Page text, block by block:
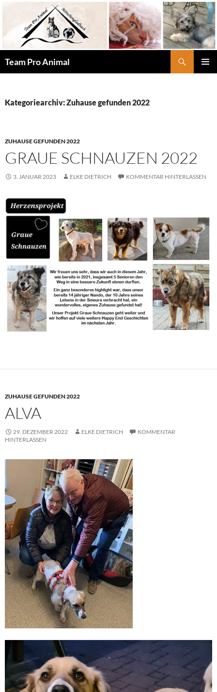
springen
Team Pro Animal
Kategoriearchiv: Zuhause gefunden 2022
ZUHAUSE GEFUNDEN 2022
GRAUE SCHNAUZEN 2022
3. JANUAR 2023 ELKE DIETRICH KOMMENTAR HINTERLASSEN
ZUHAUSE GEFUNDEN 2022
ALVA
29. DEZEMBER 2022 ELKE DIETRICH
KOMMENTAR
HINTERLASSEN